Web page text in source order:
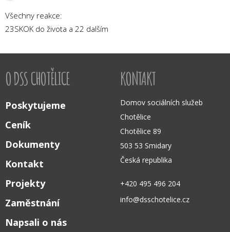
Všechny reakce:
23SKOK do života a 22 dalším
O DSS CHOTĚLICE
Poskytujeme
Ceník
Dokumenty
Kontakt
Projekty
Zaměstnání
Napsali o nás
KONTAKT
Domov sociálních služeb
Chotělice
Chotělice 89
503 53 Smidary
Česká republika
+420 495 496 204
info@dsschotelice.cz